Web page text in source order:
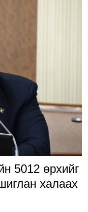
5012 өрхийг
халаах